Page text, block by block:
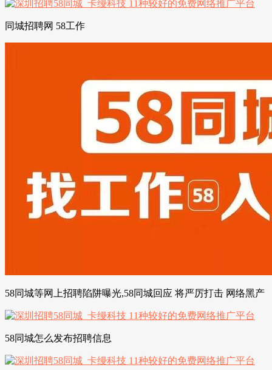
同城招聘网 58工作
58同城等网上招聘陷阱曝光,58同城回应 将严厉打击 网络黑产
58同城怎么发布招聘信息